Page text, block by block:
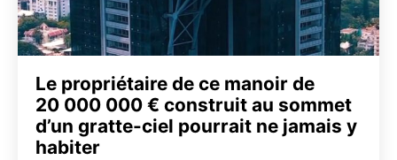
Le propriétaire de ce manoir de
20 000 000 € construit au sommet
d’un gratte-ciel pourrait ne jamais y
habiter